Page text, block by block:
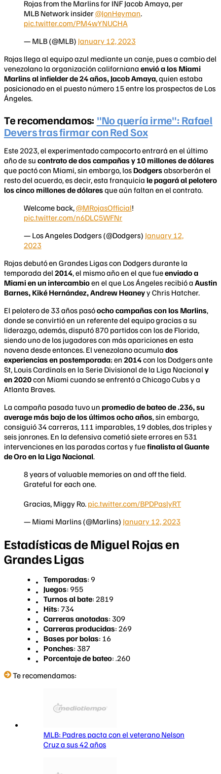
Rojas from the Marlins for INF Jacob Amaya, per
MLB Network insider@JonHeyman.
pic.twitter.com/PM4wYNUCHA
— MLB (@MLB) January 12, 2023
Rojas llega al equipo azul mediante un canje, pues a cambio del
venezolano la organización californiana envió a los Miami
Marlins al infielder de 24 años, Jacob Amaya, quien estaba
posicionado en el puesto número 15 entre los prospectos de Los
Ángeles.
Te recomendamos: "No quería irme": Rafael
Devers tras firmar con Red Sox
Este 2023, el experimentado campocorto entrará en el último
año de su contrato de dos campañas y 10 millones de dólares
que pactó con Miami, sin embargo, los Dodgersabsorberán el
resto del acuerdo, es decir, esta franquicia le pagará al pelotero
los cinco millones de dólaresque aún faltan en el contrato.
Welcome back,@MRojasOfficial!
pic.twitter.com/n6DLC5WFNr
— Los Angeles Dodgers (@Dodgers) January 12,
2023
Rojas debutó en Grandes Ligas con Dodgers durante la
temporada del 2014, el mismo año en el que fueenviado a
Miami en un intercambioen el que Los Ángeles recibió a Austin
Barnes, Kiké Hernández, Andrew Heaneyy Chris Hatcher.
El pelotero de 33 años pasóocho campañas con los Marlins,
donde se convirtió en un referente del equipo gracias a su
liderazgo, además, disputó 870 partidos con los de Florida,
siendo uno de los jugadores con más apariciones en esta
novena desde entonces. El venezolano acumula dos
experiencias en postemporada; en 2014con los Dodgers ante
St, Louis Cardinals en la Serie Divisional de la Liga Nacional y
en 2020con Miami cuando se enfrentó a Chicago Cubs y a
Atlanta Braves.
La campaña pasada tuvo un promedio de bateo de .236, su
average más bajo de los últimos ocho años, sin embargo,
consiguió 34 carreras, 111 imparables, 19 dobles, dos triples y
seis jonrones. En la defensiva cometió siete errores en 531
intervenciones en las paradas cortas y fuefinalista al Guante
de Oro en la Liga Nacional.
8 years of valuable memories on and off the field.
Grateful for each one.
Gracias, Miggy Ro. pic.twitter.com/BPDPaslyRT
— Miami Marlins (@Marlins) January 12, 2023
Estadísticas de Miguel Rojas en
Grandes Ligas
Temporadas: 9
Juegos: 955
Turnos al bate: 2819
Hits: 734
Carreras anotadas: 309
Carreras producidas: 269
Bases por bolas: 16
Ponches: 387
Porcentaje de bateo: .260
Te recomendamos:
MLB: Padres pacta con el veterano Nelson
Cruz a sus 42 años